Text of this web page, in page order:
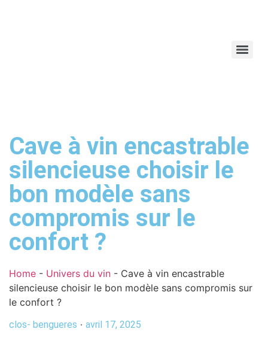
Cave à vin encastrable
silencieuse choisir le
bon modèle sans
compromis sur le
confort ?
Home - Univers du vin - Cave à vin encastrable
silencieuse choisir le bon modèle sans compromis sur
le confort ?
clos- bengueres avril 17, 2025